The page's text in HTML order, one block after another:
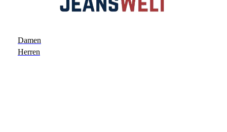
Damen
Herren